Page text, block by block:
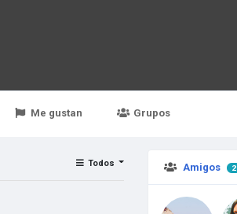
Me gustan Grupos
Amigos 2
Todos